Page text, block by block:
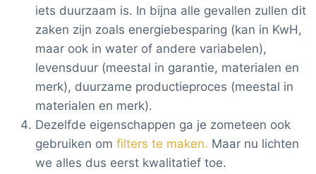
iets duurzaam is. In bijna alle gevallen zullen dit
zaken zijn zoals energiebesparing (kan in KwH,
maar ook in water of andere variabelen),
levensduur (meestal in garantie, materialen en
merk), duurzame productieproces (meestal in
materialen en merk).
Dezelfde eigenschappen ga je zometeen ook
gebruiken om filters te maken. Maar nu lichten
we alles dus eerst kwalitatief toe.